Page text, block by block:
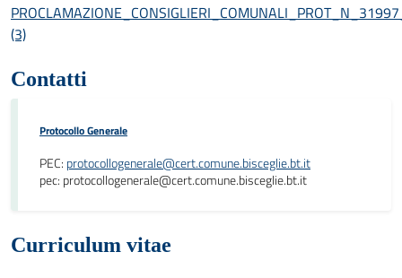
(3)
Contatti
Protocollo Generale
PEC: protocollogenerale@cert.comune.bisceglie.bt.it
pec: protocollogenerale@cert.comune.bisceglie.bt.it
Curriculum vitae